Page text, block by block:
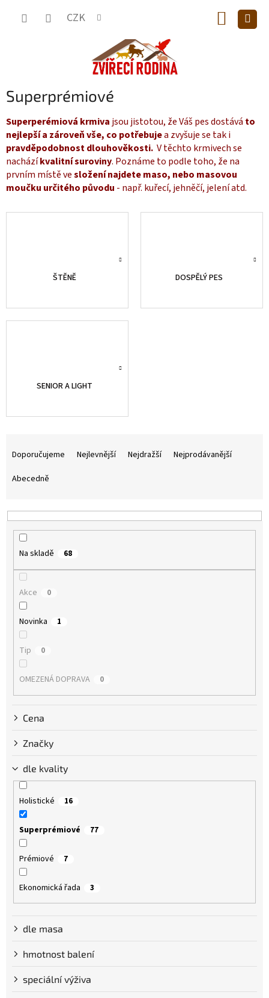
CZK
KOŠÍK
Superprémiové
Superperémiová krmiva jsou jistotou, že Váš pes dostává to
nejlepší a zároveň vše, co potřebujea zvyšuje se tak i
pravděpodobnost dlouhověkosti. V těchto krmivech se
nacházíkvalitní suroviny. Poznáme to podle toho, že na
prvním místě vesložení najdete maso, nebo masovou
moučku určitého původu - např. kuřecí, jehněčí, jelení atd.
ŠTĚNĚ DOSPĚLÝ PES
SENIOR A LIGHT
p
Doporučujeme Nejlevnější Nejdražší
Nejprodávanější
Abecedně
Na skladě 68
Akce 0
Novinka 1
Tip 0
OMEZENÁ DOPRAVA 0
Cena
Značky
dle kvality
Holistické 16
Superprémiové 77
Prémiové 7
Ekonomická řada 3
dle masa
hmotnost balení
speciální výživa